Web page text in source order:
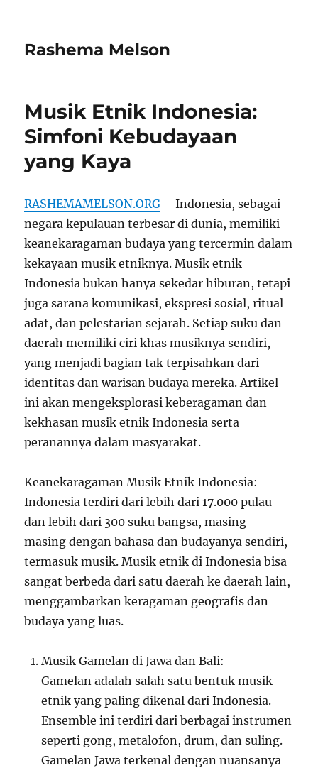
Rashema Melson
Musik Etnik Indonesia:
Simfoni Kebudayaan
yang Kaya
RASHEMAMELSON.ORG – Indonesia, sebagai
negara kepulauan terbesar di dunia, memiliki
keanekaragaman budaya yang tercermin dalam
kekayaan musik etniknya. Musik etnik
Indonesia bukan hanya sekedar hiburan, tetapi
juga sarana komunikasi, ekspresi sosial, ritual
adat, dan pelestarian sejarah. Setiap suku dan
daerah memiliki ciri khas musiknya sendiri,
yang menjadi bagian tak terpisahkan dari
identitas dan warisan budaya mereka. Artikel
ini akan mengeksplorasi keberagaman dan
kekhasan musik etnik Indonesia serta
peranannya dalam masyarakat.
Keanekaragaman Musik Etnik Indonesia:
Indonesia terdiri dari lebih dari 17.000 pulau
dan lebih dari 300 suku bangsa, masing-
masing dengan bahasa dan budayanya sendiri,
termasuk musik. Musik etnik di Indonesia bisa
sangat berbeda dari satu daerah ke daerah lain,
menggambarkan keragaman geografis dan
budaya yang luas.
Musik Gamelan di Jawa dan Bali:
Gamelan adalah salah satu bentuk musik
etnik yang paling dikenal dari Indonesia.
Ensemble ini terdiri dari berbagai instrumen
seperti gong, metalofon, drum, dan suling.
Gamelan Jawa terkenal dengan nuansanya